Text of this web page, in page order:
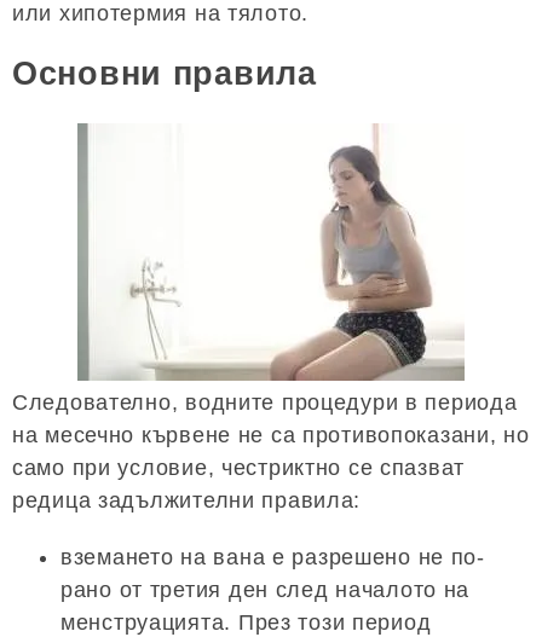
или хипотермия на тялото.
Основни правила
Следователно, водните процедури в периода
на месечно кървене не са противопоказани, но
само при условие, честриктно се спазват
редица задължителни правила:
вземането на вана е разрешено не по-
рано от третия ден след началото на
менструацията. През този период